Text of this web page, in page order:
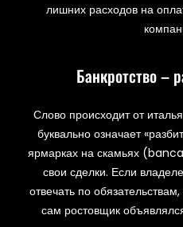
лишних расходов на
Банкротство –
Слово происходит от
буквально означает
ярмарках на скамьях
свои сделки. Если
отвечать по
сам ростовщик